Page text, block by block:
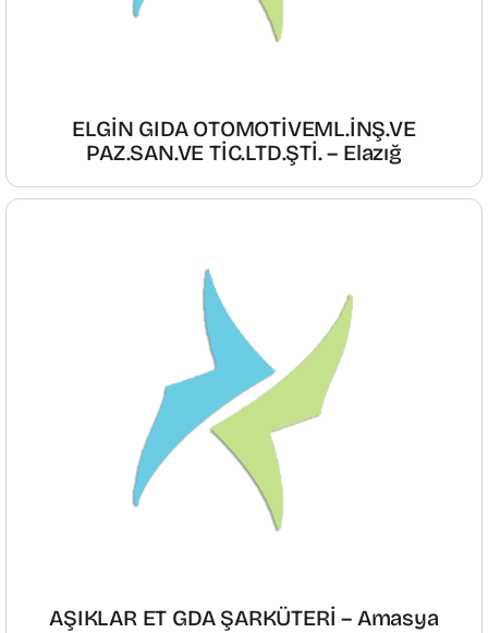
ELGİN GIDA OTOMOTİVEML.İNŞ.VE
PAZ.SAN.VE TİC.LTD.ŞTİ. – Elazığ
AŞIKLAR ET GDA ŞARKÜTERİ – Amasya